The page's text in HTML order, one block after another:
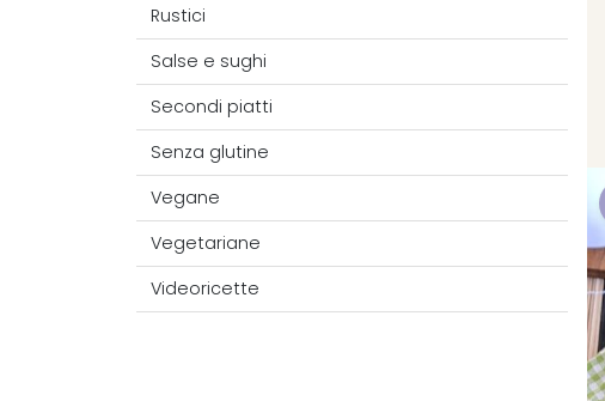
Rustici
Salse e sughi
Secondi piatti
Senza glutine
Vegane
Vegetariane
Videoricette